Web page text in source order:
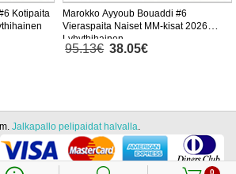
Kotipaita
Marokko Ayyoub Bouaddi #6
Vieraspaita Naiset MM-kisat 2026
Lyhythihainen
95.13€ 38.05€
0
Jalkapallo pelipaidat halvalla.